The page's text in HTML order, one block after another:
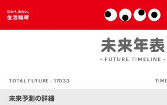
TOTAL FUTURE :17033
未来予測の詳細